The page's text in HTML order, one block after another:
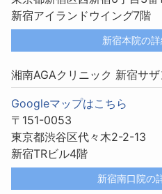
新宿アイランドウイング7階
新宿本院の
湘南AGAクリニック 新宿サ
Googleマップはこちら
〒151-0053
東京都渋谷区代々木2-2-13
新宿TRビル4階
新宿南口院の